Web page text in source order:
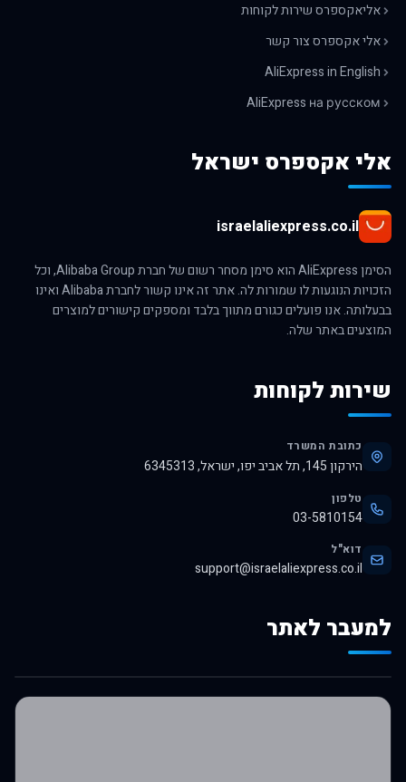
אליאקספרס שירות לקוחות
אלי אקספרס צור קשר
AliExpress in English
AliExpress на русском
אלי אקספרס ישראל
israelaliexpress.co.il
הסימן AliExpress הוא סימן מסחר רשום של חברת Alibaba Group, וכל
הזכויות הנוגעות לו שמורות לה. אתר זה אינו קשור לחברת Alibaba ואינו
בבעלותה. אנו פועלים כגורם מתווך בלבד ומספקים קישורים למוצרים
המוצעים באתר שלה.
שירות לקוחות
כתובת המשרד
הירקון 145, תל אביב יפו, ישראל, 6345313
טלפון
03-5810154
דוא"ל
support@israelaliexpress.co.il
למעבר לאתר
לרכישה באלי אקספרס